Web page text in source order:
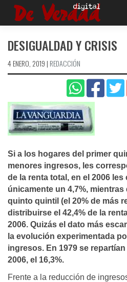
Saltar
DESIGUALDAD Y CRISIS
4 ENERO, 2019 | REDACCIÓN
Si a los hogares del primer
menores ingresos, les
de la renta total, en el 2006
únicamente un 4,7%,
quinto quintil (el 20% de más
distribuirse el 42,4% de la
2006. Quizás el dato más
la evolución experimentada
ingresos. En 1979 se repartí­an
2006, el 16,3%.
Frente a la reducción de